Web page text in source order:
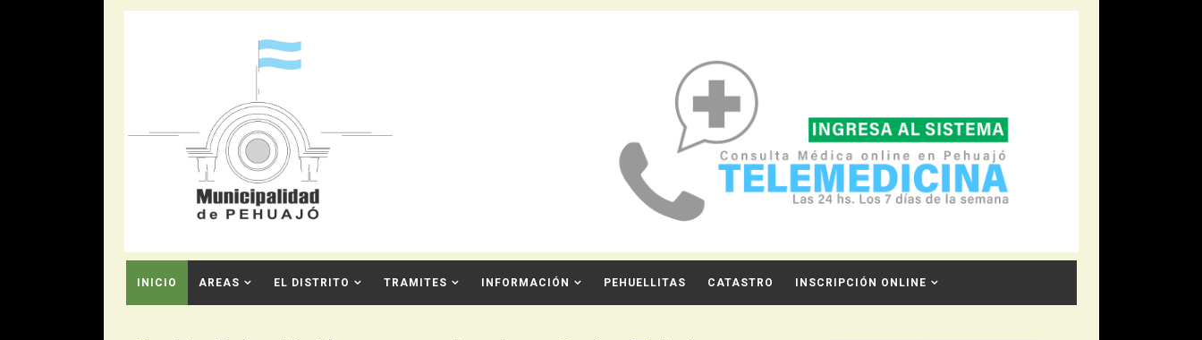
INICIO AREAS EL DISTRITO TRAMITES INFORMACIÓN PEHUELLITAS CATASTRO INSCRIPCIÓN ONLINE